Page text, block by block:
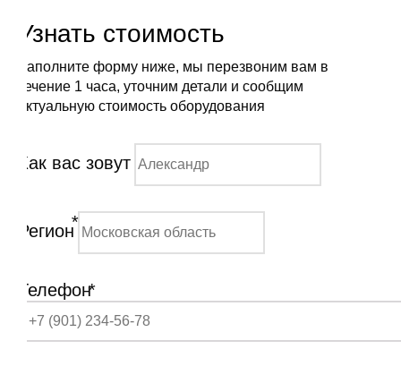
Узнать стоимость
Заполните форму ниже, мы перезвоним вам в
течение 1 часа, уточним детали и сообщим
актуальную стоимость оборудования
Как вас зовут
Регион*
Телефон*